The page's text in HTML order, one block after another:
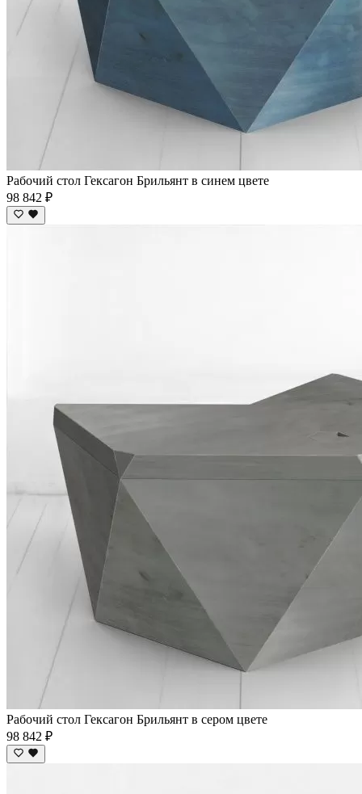
Рабочий стол Гексагон Брильянт в синем цвете
98 842 ₽
Рабочий стол Гексагон Брильянт в сером цвете
98 842 ₽